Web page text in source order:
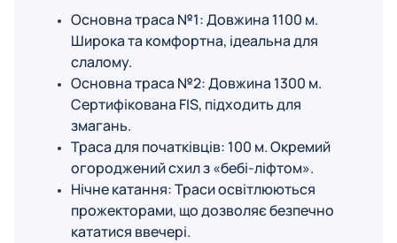
Основна траса №1: Довжина 1100 м.
Широка та комфортна, ідеальна для
слалому.
Основна траса №2: Довжина 1300 м.
Сертифікована FIS, підходить для
змагань.
Траса для початківців: 100 м. Окремий
огороджений схил з «бебі-ліфтом».
Нічне катання: Траси освітлюються
прожекторами, що дозволяє безпечно
кататися ввечері.